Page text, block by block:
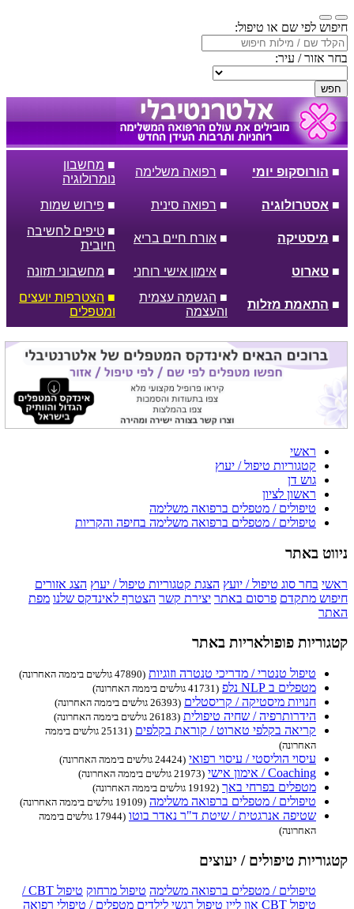
חיפוש לפי שם או טיפול:
בחר אזור / עיר:
חפש
■ הורוסקופ יומי ■ רפואה משלימה
■ מחשבון
נומרולוגיה
■ אסטרולוגיה ■ רפואה סינית ■ פירוש שמות
■ מיסטיקה ■ אורח חיים בריא
■ טיפים לחשיבה
חיובית
■ טארוט ■ אימון אישי רוחני ■ מחשבוני תזונה
■ התאמת מזלות
■ הגשמה עצמית
והעצמה
■ הצטרפות יועצים
ומטפלים
ראשי
קטגוריות טיפול / יעוץ
גוש דן
ראשון לציון
טיפולים / מטפלים ברפואה משלימה
טיפולים / מטפלים ברפואה משלימה בחיפה והקריות
ניווט באתר
ראשי בחר סוג טיפול / יועץ הצגת קטגוריות טיפול / יעוץ הצג אזורים
חיפוש מתקדם פרסום באתר יצירת קשר הצטרף לאינדקס שלנו מפת
האתר
קטגוריות פופולאריות באתר
טיפול טנטרי / מדריכי טנטרה וזוגיות (47890 גולשים ביממה האחרונה)
מטפלים ב NLP נלפ (41731 גולשים ביממה האחרונה)
חנויות מיסטיקה / קריסטלים (26393 גולשים ביממה האחרונה)
הידרותרפיה / שחיה טיפולית (26183 גולשים ביממה האחרונה)
קריאה בקלפי טארוט / קוראת בקלפים
(25131 גולשים ביממה
האחרונה)
עיסוי הוליסטי / עיסוי רפואי (24424 גולשים ביממה האחרונה)
Coaching / אימון אישי (21973 גולשים ביממה האחרונה)
מטפלים בפרחי באך (19192 גולשים ביממה האחרונה)
טיפולים / מטפלים ברפואה משלימה (19109 גולשים ביממה האחרונה)
שטיפה אנרגטית / שיטת ד"ר נאדר בוטו
(17944 גולשים ביממה
האחרונה)
קטגוריות טיפולים / יעוצים
טיפולים / מטפלים ברפואה משלימה טיפול מרחוק
טיפול CBT /
טיפול CBT און ליין
טיפול רגשי לילדים מטפלים / טיפולי רפואה